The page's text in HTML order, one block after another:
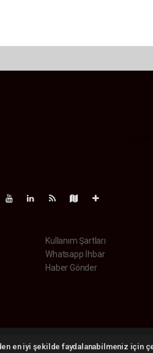
en iyi şekilde faydalanabilmeniz için
Kullanım Şartları
Whatsapp İhbar
Haber Gönder
Tüm hakları saklı tutulmaktadır.